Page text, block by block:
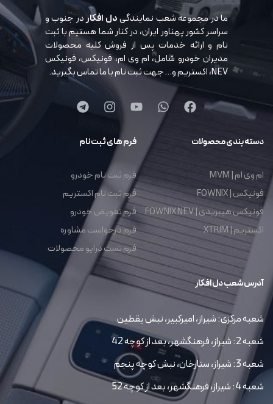
ما در مجموعه شعب نمایندگیدل افکاردر جنوب و
سراسر کشور پهناور ایران، در کنار شما هستیم با ثبت
نام و ارائه خدمات پس از فروش کلیه محصولات
مدیران خودرو شامل، ام وی ام، فونیکس، فونیکس
NEV، اکستریم و… جهت ثبت نام با ما تماس بگیرید.
دسته بندی محصولات
ام وی ام | MVM
فونیکس | FOWNIX
فونیکس هیبریدی | FOWNIX NEV
اکستریم | XTRIM
فرم های ثبت نام
فرم ثبت نام خودرو
فرم ثبت نام اکستریم
فرم تعویض خودرو
فرم درخواست مشاوره
فرم تست درایو محصولات
آدرس شعب دل افکار
شعبه مرکزی: شیراز، امیرکبیر، نبش یقطین
شعبه 2: شیراز، فرهنگشهر، بعد از کوچه 42
شعبه 3: شیراز، ستارخان، نبش کوچه پنجم
شعبه 4: شیراز، فرهنگشهر، بعد از کوچه 52